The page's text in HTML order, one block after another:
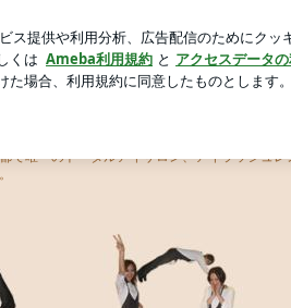
で唯一のトータルアイサロン、アイラッシュ